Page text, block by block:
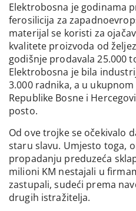
Elektrobosna je godinama
ferosilicija za
materijal se koristi za
kvalitete proizvoda od
godišnje prodavala 25.000
Elektrobosna je bila
3.000 radnika, a u
Republike Bosne i
posto.
Od ove trojke se očekivalo
staru slavu. Umjesto toga,
propadanju preduzeća
milioni KM nestajali u
zastupali, sudeći prema
drugih istražitelja.